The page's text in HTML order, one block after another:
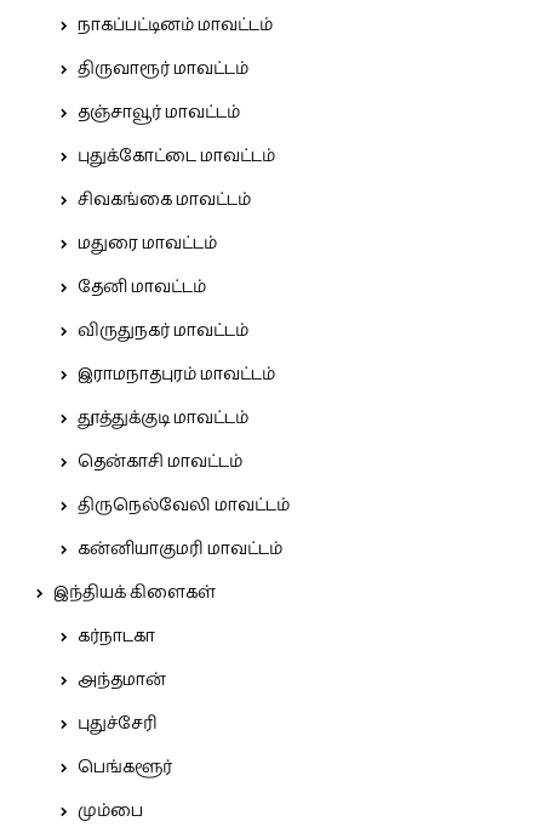
நாகப்பட்டினம் மாவட்டம்
திருவாரூர் மாவட்டம்
தஞ்சாவூர் மாவட்டம்
புதுக்கோட்டை மாவட்டம்
சிவகங்கை மாவட்டம்
மதுரை மாவட்டம்
தேனி மாவட்டம்
விருதுநகர் மாவட்டம்
இராமநாதபுரம் மாவட்டம்
தூத்துக்குடி மாவட்டம்
தென்காசி மாவட்டம்
திருநெல்வேலி மாவட்டம்
கன்னியாகுமரி மாவட்டம்
இந்தியக் கிளைகள்
கர்நாடகா
அந்தமான்
புதுச்சேரி
பெங்களூர்
மும்பை